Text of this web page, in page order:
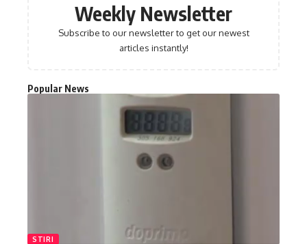
Weekly Newsletter
Subscribe to our newsletter to get our newest
articles instantly!
Popular News
STIRI